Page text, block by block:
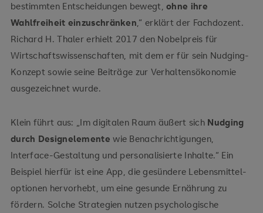
bestimmten Entscheidungen bewegt,ohne ihre
Wahlfreiheit einzuschränken ,“ erklärt der Fachdozent.
Richard H. Thaler erhielt 2017 den Nobelpreis für
Wirtschafts­wissenschaften, mit dem er für sein Nudging-
Konzept sowie seine Beiträge zur Verhaltensökonomie
ausgezeichnet wurde.
Klein führt aus: „Im digitalen Raum äußert sich Nudging
durch Design­elemente wie Benachrichtigungen,
Interface-Gestaltung und personalisierte Inhalte.“ Ein
Beispiel hierfür ist eine App, die gesündere Lebensmittel­
optionen hervorhebt, um eine gesunde Ernährung zu
fördern. Solche Strategien nutzen psychologische